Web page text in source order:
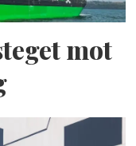
mot